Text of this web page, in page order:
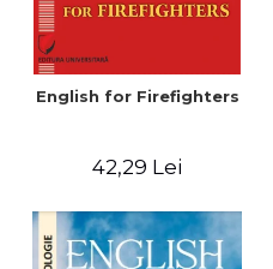
English for Firefighters
42,29 Lei